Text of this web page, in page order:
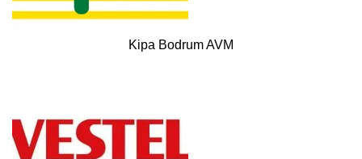
Kipa Bodrum AVM